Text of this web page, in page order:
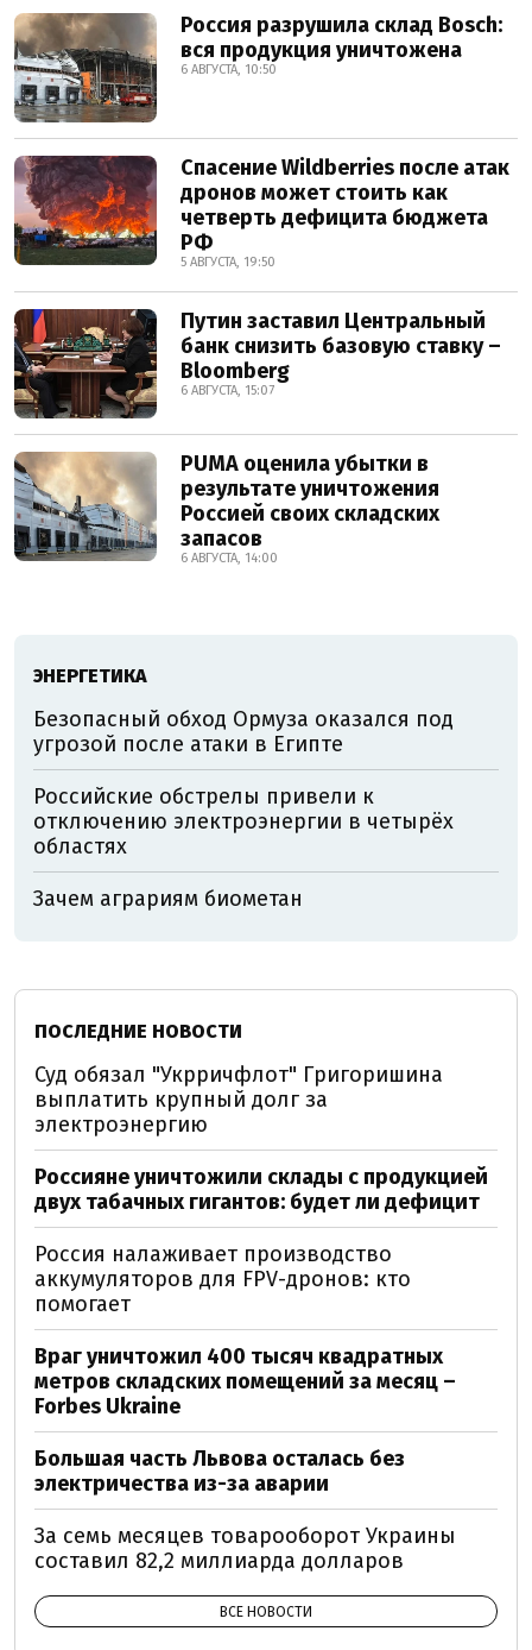
Россия разрушила склад Bosch:
вся продукция уничтожена
6 АВГУСТА, 10:50
Спасение Wildberries после атак
дронов может стоить как
четверть дефицита бюджета
РФ
5 АВГУСТА, 19:50
Путин заставил Центральный
банк снизить базовую ставку –
Bloomberg
6 АВГУСТА, 15:07
PUMA оценила убытки в
результате уничтожения
Россией своих складских
запасов
6 АВГУСТА, 14:00
ЭНЕРГЕТИКА
Безопасный обход Ормуза оказался под
угрозой после атаки в Египте
Российские обстрелы привели к
отключению электроэнергии в четырёх
областях
Зачем аграриям биометан
ПОСЛЕДНИЕ НОВОСТИ
Суд обязал "Укрричфлот" Григоришина
выплатить крупный долг за
электроэнергию
Россияне уничтожили склады с продукцией
двух табачных гигантов: будет ли дефицит
Россия налаживает производство
аккумуляторов для FPV-дронов: кто
помогает
Враг уничтожил 400 тысяч квадратных
метров складских помещений за месяц –
Forbes Ukraine
Большая часть Львова осталась без
электричества из-за аварии
За семь месяцев товарооборот Украины
составил 82,2 миллиарда долларов
ВСЕ НОВОСТИ